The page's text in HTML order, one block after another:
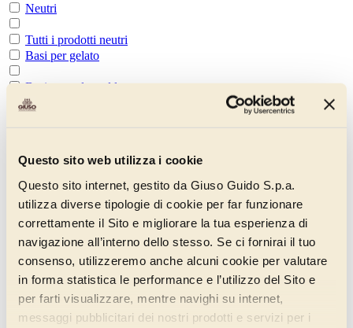
Questo sito web utilizza i cookie
Questo sito internet, gestito da Giuso Guido S.p.a.
utilizza diverse tipologie di cookie per far funzionare
correttamente il Sito e migliorare la tua esperienza di
navigazione all’interno dello stesso. Se ci fornirai il tuo
consenso, utilizzeremo anche alcuni cookie per valutare
in forma statistica le performance e l’utilizzo del Sito e
per farti visualizzare, mentre navighi su internet,
messaggi pubblicitari dei nostri prodotti e servizi per i
Neutri
Tutti i prodotti neutri
Basi per gelato
Basi per gelato al latte
Basi per gelato cioccolato
Base complet
Base evoluzione
Base assoluta
Base Vegan
Integratori